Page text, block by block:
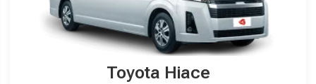
Toyota Hiace